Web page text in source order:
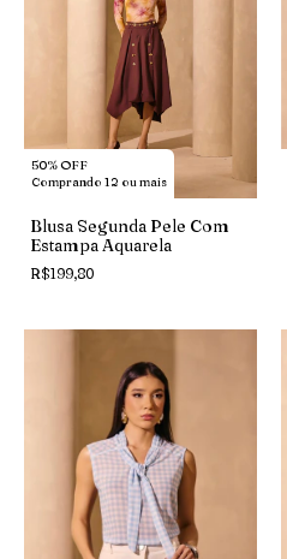
50% OFF
Comprando 12 ou mais
Blusa Segunda Pele Com
Estampa Aquarela
R$199,80